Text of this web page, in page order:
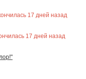
17 дней назад
17 дней назад